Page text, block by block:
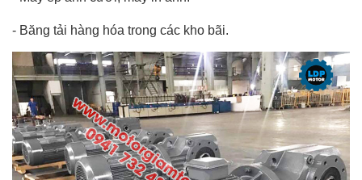
- Băng tải hàng hóa trong các kho bãi.